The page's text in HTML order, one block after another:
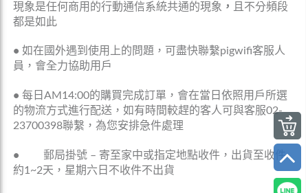
現象是任何商用的行動通信系統共通的現象 ，
且不分頻段
都是如此
• 如在國外遇到使用上的問題，可盡快聯繫pigwifi客服人
員，會全力協助用戶
• 每日AM14:00的購買完成訂單，會在當日依照用戶所選
的物流方式進行配送，如有時間較趕的客人可與客服02-
23700398聯繫，為您安排急件處理
•
郵局掛號 – 寄至家中或指定地點收件，出貨至收件
約1~2天，星期六日不收件不出貨